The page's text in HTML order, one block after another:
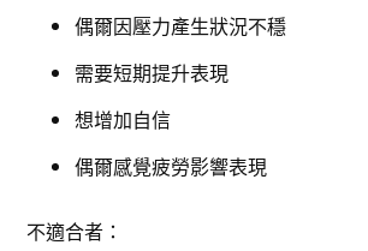
偶爾因壓力產生狀況不穩
需要短期提升表現
想增加自信
偶爾感覺疲勞影響表現
不適合者：